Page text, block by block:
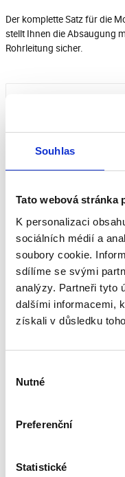
Souhlas
Tato webová stránka
K personalizaci
sociálních médií a
soubory cookie.
sdílíme se svými
analýzy. Partneři tyto
dalšími informacemi,
získali v důsledku
souhlasu
Nutné
Preferenční
Statistické
Der komplette Satz für die
stellt Ihnen die Absaugung
Rohrleitung sicher.
Dieses Produkt
Um eine